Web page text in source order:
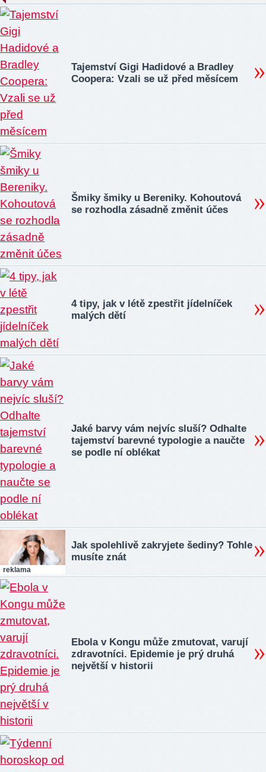
Tajemství Gigi Hadidové a Bradley
Coopera: Vzali se už před měsícem
Šmiky šmiky u Bereniky. Kohoutová
se rozhodla zásadně změnit účes
4 tipy, jak v létě zpestřit jídelníček
malých dětí
Jaké barvy vám nejvíc sluší? Odhalte
tajemství barevné typologie a naučte
se podle ní oblékat
reklama
Jak spolehlivě zakryjete šediny? Tohle
musíte znát
Ebola v Kongu může zmutovat, varují
zdravotníci. Epidemie je prý druhá
největší v historii